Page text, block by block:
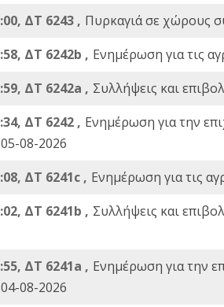
ΔΤ 6243 , Πυρκαγιά σε χώρους
ΔΤ 6242b , Ενημέρωση για τις
ΔΤ 6242a , Συλλήψεις και
ΔΤ 6242 , Ενημέρωση για την
08-2026
ΔΤ 6241c , Ενημέρωση για τις
ΔΤ 6241b , Συλλήψεις και
ΔΤ 6241a , Ενημέρωση για την
08-2026